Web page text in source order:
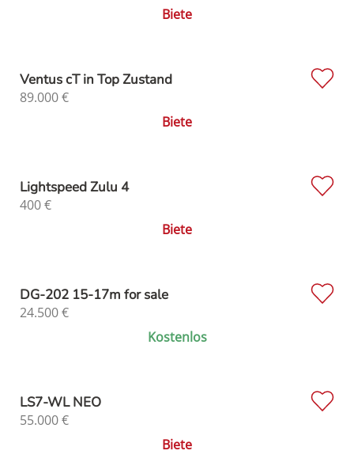
Biete
Ventus cT in Top Zustand
89.000€
Biete
Lightspeed Zulu 4
400€
Biete
DG-202 15-17m for sale
24.500€
Kostenlos
LS7-WL NEO
55.000€
Biete